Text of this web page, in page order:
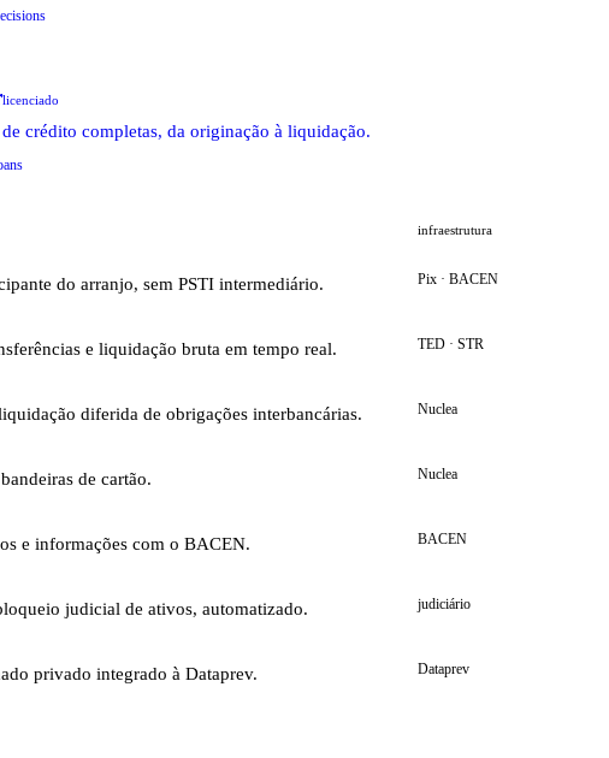
licenciado
de crédito completas, da originação à liquidação.
infraestrutura
do arranjo, sem PSTI intermediário. Pix · BACEN
e liquidação bruta em tempo real. TED · STR
diferida de obrigações interbancárias. Nuclea
de cartão. Nuclea
e informações com o BACEN. BACEN
judicial de ativos, automatizado. judiciário
privado integrado à Dataprev. Dataprev